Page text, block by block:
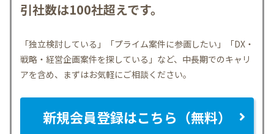
引社数は100社超えです。
「独立検討している」「プライム案件に参画したい」「DX・
戦略・経営企画案件を探している」など、中長期でのキャリ
アを含め、まずはお気軽にご相談ください。
新規会員登録はこちら（無料）